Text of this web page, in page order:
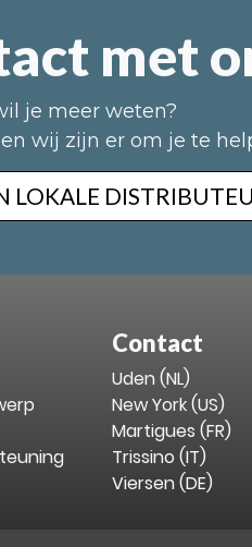
met
je meer weten?
wij zijn er om je te
LOKALE
Contact
Uden (NL)
New York (US)
Martigues (FR)
Trissino (IT)
Viersen (DE)